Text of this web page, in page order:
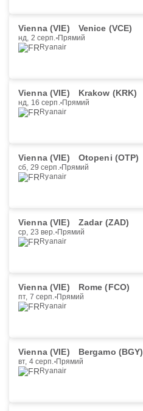
Vienna (VIE) Venice (VCE)
нд, 2 серп. Прямий
Ryanair
Vienna (VIE) Krakow (KRK)
нд, 16 серп. Прямий
Ryanair
Vienna (VIE) Otopeni (OTP)
сб, 29 серп. Прямий
Ryanair
Vienna (VIE) Zadar (ZAD)
ср, 23 вер. Прямий
Ryanair
Vienna (VIE) Rome (FCO)
пт, 7 серп. Прямий
Ryanair
Vienna (VIE) Bergamo (BGY)
вт, 4 серп. Прямий
Ryanair